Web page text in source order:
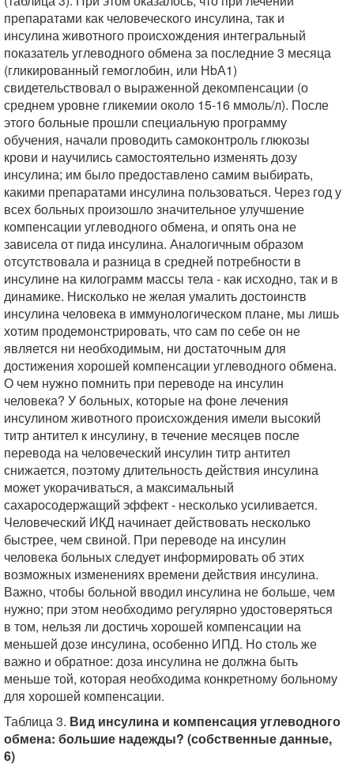
препаратами как человеческого инсулина, так и
инсулина животного происхождения интегральный
показатель углеводного обмена за последние 3 месяца
(гликированный гемоглобин, или НbА1)
свидетельствовал о выраженной декомпенсации (о
среднем уровне гликемии около 15-16 ммоль/л). После
этого больные прошли специальную программу
обучения, начали проводить самоконтроль глюкозы
крови и научились самостоятельно изменять дозу
инсулина; им было предоставлено самим выбирать,
какими препаратами инсулина пользоваться. Через год у
всех больных произошло значительное улучшение
компенсации углеводного обмена, и опять она не
зависела от пида инсулина. Аналогичным образом
отсутствовала и разница в средней потребности в
инсулине на килограмм массы тела - как исходно, так и в
динамике. Нисколько не желая умалить достоинств
инсулина человека в иммунологическом плане, мы лишь
хотим продемонстрировать, что сам по себе он не
является ни необходимым, ни достаточным для
достижения хорошей компенсации углеводного обмена.
О чем нужно помнить при переводе на инсулин
человека? У больных, которые на фоне лечения
инсулином животного происхождения имели высокий
титр антител к инсулину, в течение месяцев после
перевода на человеческий инсулин титр антител
снижается, поэтому длительность действия инсулина
может укорачиваться, а максимальный
сахаросодержащий эффект - несколько усиливается.
Человеческий ИКД начинает действовать несколько
быстрее, чем свиной. При переводе на инсулин
человека больных следует информировать об этих
возможных изменениях времени действия инсулина.
Важно, чтобы больной вводил инсулина не больше, чем
нужно; при этом необходимо регулярно удостоверяться
в том, нельзя ли достичь хорошей компенсации на
меньшей дозе инсулина, особенно ИПД. Но столь же
важно и обратное: доза инсулина не должна быть
меньше той, которая необходима конкретному больному
для хорошей компенсации.
Таблица 3. Вид инсулина и компенсация углеводного
обмена: большие надежды? (собственные данные,
6)